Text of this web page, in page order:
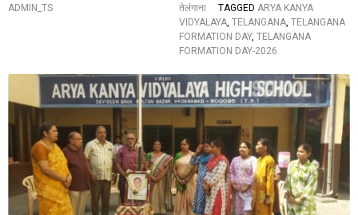
ADMIN_TS
तेलंगाना
TAGGED ARYA KANYA
VIDYALAYA, TELANGANA, TELANGANA
FORMATION DAY, TELANGANA
FORMATION DAY-2026